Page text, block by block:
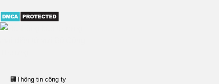
🏢 Thông tin công ty